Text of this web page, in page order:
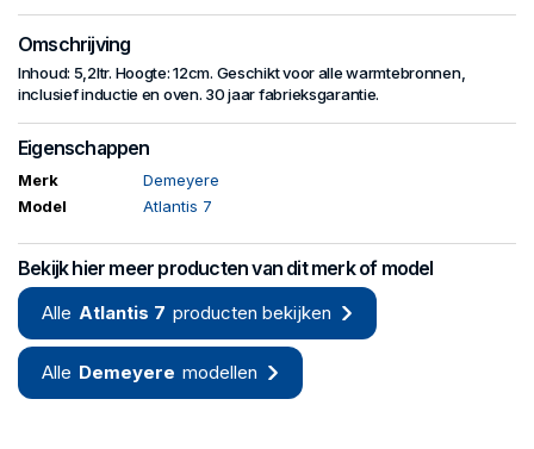
Omschrijving
Inhoud: 5,2ltr. Hoogte: 12cm. Geschikt voor alle warmtebronnen,
inclusief inductie en oven. 30 jaar fabrieksgarantie.
Eigenschappen
Merk
Demeyere
Model
Atlantis 7
Bekijk hier meer producten van dit merk of model
Alle Atlantis 7 producten bekijken
Alle Demeyere modellen